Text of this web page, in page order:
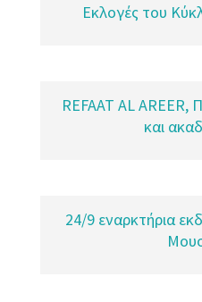
Εκλογές του
REFAAT AL AREER,
και
24/9 εναρκτήρια